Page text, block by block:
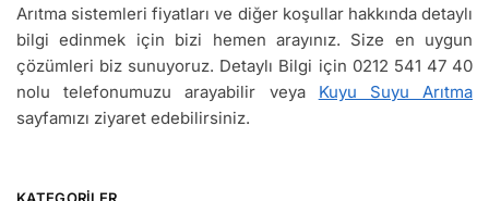
Arıtma sistemleri fiyatları ve diğer koşullar hakkında detaylı
bilgi edinmek için bizi hemen arayınız. Size en uygun
çözümleri biz sunuyoruz. Detaylı Bilgi için 0212 541 47 40
nolu telefonumuzu arayabilir veya Kuyu Suyu Arıtma
sayfamızı ziyaret edebilirsiniz.
KATEGORILER